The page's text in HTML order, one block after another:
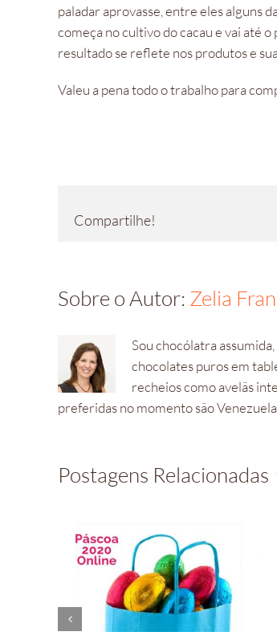
paladar aprovasse, entre eles alguns
começa no cultivo do cacau e vai até
resultado se reflete nos produtos e
Valeu a pena todo o trabalho para
Compartilhe!
Sobre o Autor: Zelia
Sou chocólatra
chocolates puros em
recheios como avelãs
preferidas no momento são
Postagens Relacionadas